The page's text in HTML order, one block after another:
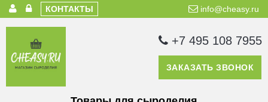
КОНТАКТЫ info@cheasy.ru
+7 495 108 7955
ЗАКАЗАТЬ ЗВОНОК